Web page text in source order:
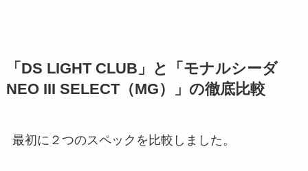
「DS LIGHT CLUB」と「モナルシーダ
NEO III SELECT（MG）」の徹底比較
最初に２つのスペックを比較しました。